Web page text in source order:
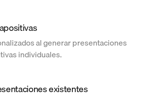
al generar presentaciones
individuales.
existentes